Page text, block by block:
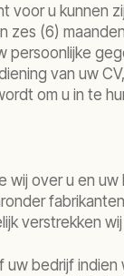
voor u kunnen
(6)
van uw
om u in te
wij over u en
verstrekken
uw bedrijf